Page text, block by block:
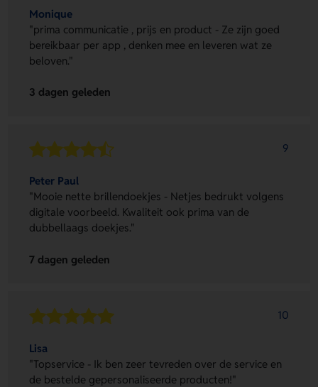
Monique
"prima communicatie , prijs en product - Ze zijn goed
bereikbaar per app , denken mee en leveren wat ze
beloven."
3 dagen geleden
9
Peter Paul
"Mooie nette brillendoekjes - Netjes bedrukt volgens
digitale voorbeeld. Kwaliteit ook prima van de
dubbellaags doekjes."
7 dagen geleden
10
Lisa
"Topservice - Ik ben zeer tevreden over de service en
de bestelde gepersonaliseerde producten!"